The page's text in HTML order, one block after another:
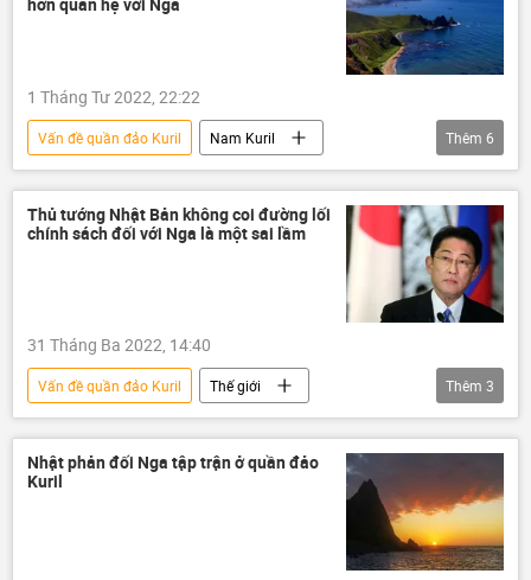
1 Tháng Tư 2022, 22:22
Vấn đề quần đảo Kuril
Nam Kuril
quần đảo Kuril
Thế giới
Nga
Nhật Bản
Quan điểm-Ý kiến
chuyên gia
Thêm 6
Thủ tướng Nhật Bản không coi đường lối
chính sách đối với Nga là một sai lầm
31 Tháng Ba 2022, 14:40
Vấn đề quần đảo Kuril
Thế giới
Chính trị
Nga
Nhật Bản
xung đột
Thêm 3
Nhật phản đối Nga tập trận ở quần đảo
Kuril